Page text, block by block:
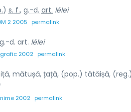
) s. f., g.-d. art. lélei
2 2005 permalink
d. art. lélei
2002 permalink
mătușă, țață, (pop.) tătăișă,
2002 permalink